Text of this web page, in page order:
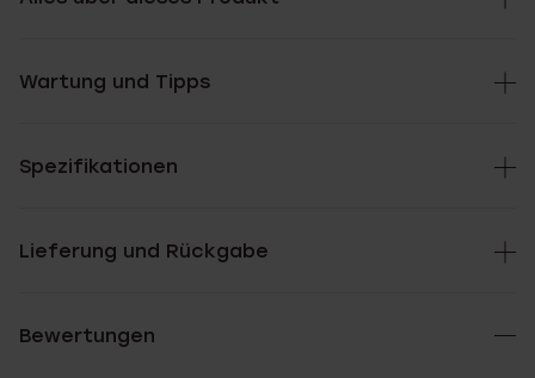
Wartung und Tipps
Spezifikationen
Lieferung und Rückgabe
Bewertungen